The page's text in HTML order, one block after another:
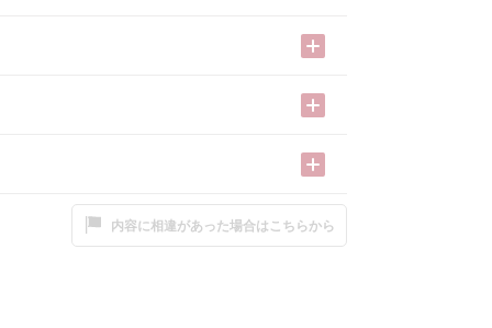
内容に相違があった場合はこちらから